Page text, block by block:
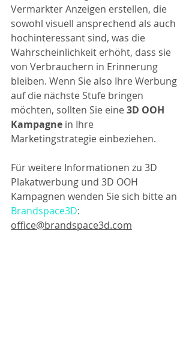
Vermarkter Anzeigen erstellen, die
sowohl visuell ansprechend als auch
hochinteressant sind, was die
Wahrscheinlichkeit erhöht, dass sie
von Verbrauchern in Erinnerung
bleiben. Wenn Sie also Ihre Werbung
auf die nächste Stufe bringen
möchten, sollten Sie eine 3D OOH
Kampagne in Ihre
Marketingstrategie einbeziehen.
Für weitere Informationen zu 3D
Plakatwerbung und 3D OOH
Kampagnen wenden Sie sich bitte an
Brandspace3D:
office@brandspace3d.com